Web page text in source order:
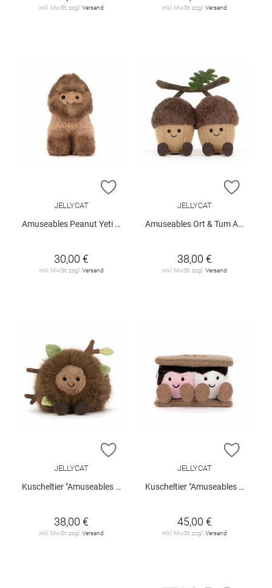
inkl. MwSt. zzgl.Versand inkl. MwSt. zzgl.Versand
ZUR WUNSCHLISTE HINZUFÜGEN
JELLYCAT
Amuseables Peanut Yeti Outfit
30,00 €
inkl. MwSt. zzgl.Versand
ZUR
JELLYCAT
Amuseables Ort & Tum Acorns
38,00 €
inkl. MwSt. zzgl.Versand
ZUR WUNSCHLISTE HINZUFÜGEN
JELLYCAT
Kuscheltier "Amuseables Mulshi Woodland Floor"
38,00 €
inkl. MwSt. zzgl. Versand
ZUR
JELLYCAT
Kuscheltier "Amuseables S'mores"
45,00 €
inkl. MwSt. zzgl. Versand